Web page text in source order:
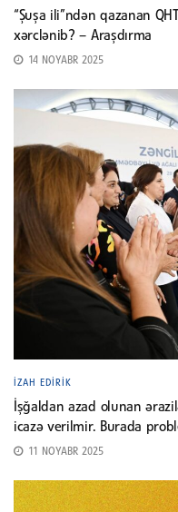
“Şuşa ili”ndən qazanan
xərclənib? – Araşdırma
14 NOYABR 2025
İZAH EDIRIK
İşğaldan azad olunan
icazə verilmir. Burada
11 NOYABR 2025